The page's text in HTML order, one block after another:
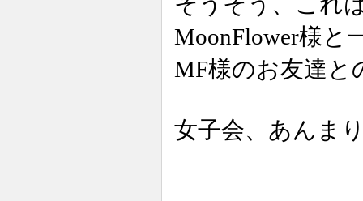
MoonFlower様と
MF様のお友達と
女子会、あんま